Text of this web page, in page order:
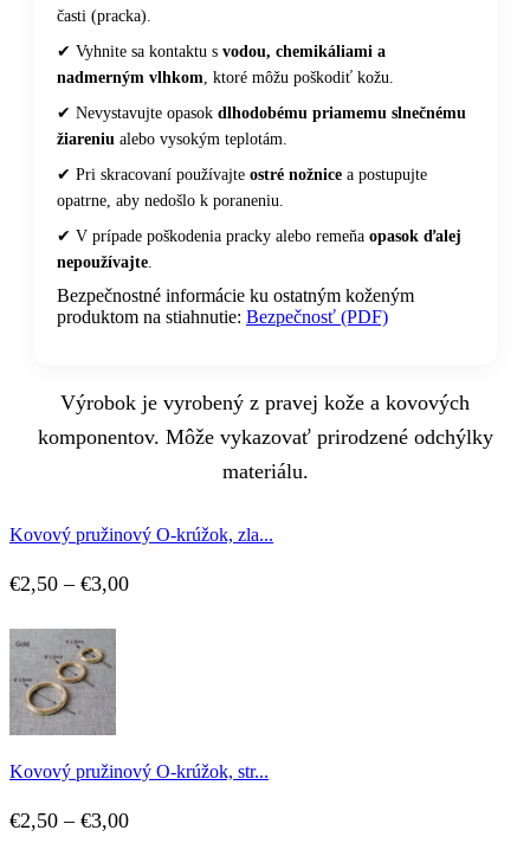
časti (pracka).
✔ Vyhnite sa kontaktu s vodou, chemikáliami a
nadmerným vlhkom , ktoré môžu poškodiť kožu.
✔ Nevystavujte opasok dlhodobému priamemu slnečnému
žiareniu alebo vysokým teplotám.
✔ Pri skracovaní používajte ostré nožnice a postupujte
opatrne, aby nedošlo k poraneniu.
✔ V prípade poškodenia pracky alebo remeňa opasok ďalej
nepoužívajte
Bezpečnostné informácie ku ostatným koženým
produktom na stiahnutie: Bezpečnosť (PDF)
Výrobok je vyrobený z pravej kože a kovových
komponentov. Môže vykazovať prirodzené odchýlky
materiálu.
Kovový pružinový O-krúžok, zla...
€2,50 – €3,00Price
Kovový pružinový O-krúžok, str...
€2,50 – €3,00Price